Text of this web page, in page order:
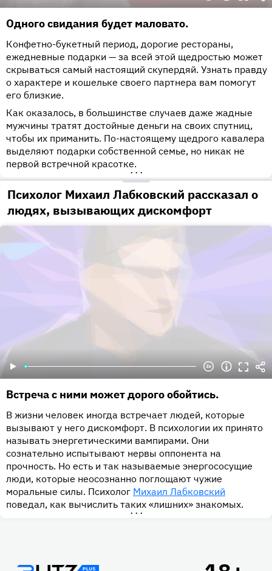
Одного свидания будет маловато.
Конфетно-букетный период, дорогие рестораны,
ежедневные подарки — за всей этой щедростью может
скрываться самый настоящий скупердяй. Узнать правду
о характере и кошельке своего партнера вам помогут
его близкие.
Как оказалось, в большинстве случаев даже жадные
мужчины тратят достойные деньги на своих спутниц,
чтобы их приманить. По-настоящему щедрого кавалера
выделяют подарки собственной семье, но никак не
первой встречной красотке.
•••
Психолог Михаил Лабковский рассказал о
людях, вызывающих дискомфорт
Встреча с ними может дорого обойтись.
В жизни человек иногда встречает людей, которые
вызывают у него дискомфорт. В психологии их принято
называть энергетическими вампирами. Они
сознательно испытывают нервы оппонента на
прочность. Но есть и так называемые энергососущие
люди, которые неосознанно поглощают чужие
моральные силы. Психолог Михаил Лабковский
поведал, как вычислить таких «лишних» знакомых.
•••